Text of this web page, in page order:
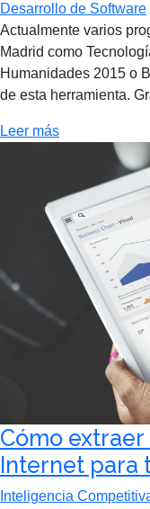
Desarrollo de Software
Actualmente varios
Madrid como
Humanidades 2015 o
de esta herramienta.
Leer más
Cómo
Internet para
Inteligencia